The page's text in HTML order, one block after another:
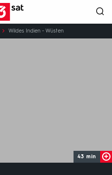
3SAT
Wildes Indien - Wüsten
43 min